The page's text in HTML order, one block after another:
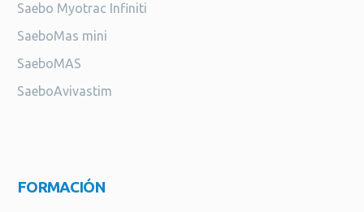
Saebo Myotrac Infiniti
SaeboMas mini
SaeboMAS
SaeboAvivastim
FORMACIÓN